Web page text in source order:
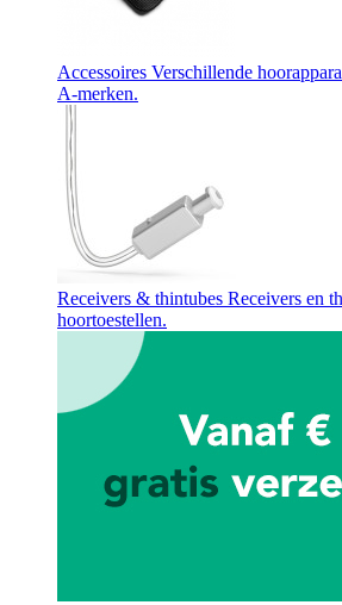
Accessoires Verschillende
A-merken.
Receivers & thintubes Receivers en
hoortoestellen.